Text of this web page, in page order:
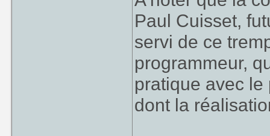
Paul Cuisset,
servi de ce
programmeur,
pratique avec
dont la